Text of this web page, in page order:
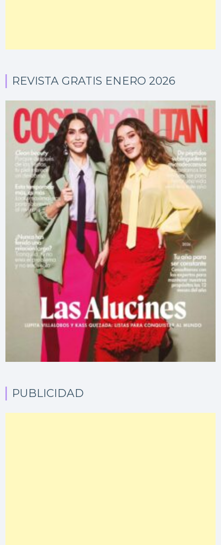
REVISTA GRATIS ENERO 2026
PUBLICIDAD